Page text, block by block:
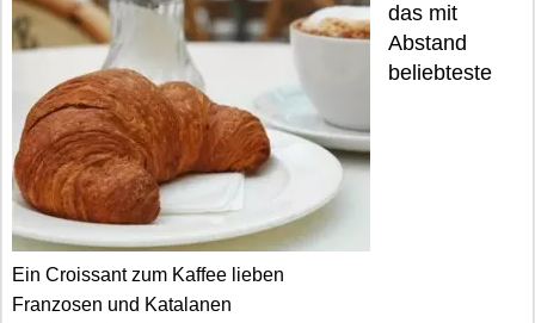
Ein Croissant zum Kaffee lieben
Franzosen und Katalanen
das mit
Abstand
beliebteste